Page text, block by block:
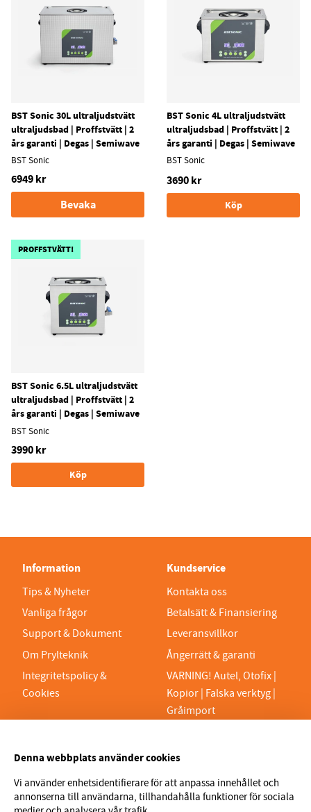
BST Sonic 30L ultraljudstvätt
ultraljudsbad | Proffstvätt | 2
års garanti | Degas | Semiwave
BST Sonic
6949 kr
Bevaka
BST Sonic 4L ultraljudstvätt
ultraljudsbad | Proffstvätt | 2
års garanti | Degas | Semiwave
BST Sonic
3690 kr
Köp
PROFFSTVÄTT!
BST Sonic 6.5L ultraljudstvätt
ultraljudsbad | Proffstvätt | 2
års garanti | Degas | Semiwave
BST Sonic
3990 kr
Köp
Information
Tips & Nyheter
Vanliga frågor
Support & Dokument
Om Prylteknik
Integritetspolicy &
Cookies
Kundservice
Kontakta oss
Betalsätt & Finansiering
Leveransvillkor
Ångerrätt & garanti
VARNING! Autel, Otofix |
Kopior | Falska verktyg |
Gråimport
Org.nr 559329-1189
VAT SE559329118901
info@prylteknik.se
Denna webbplats använder cookies
Vi använder enhetsidentifierare för att anpassa innehållet och
annonserna till användarna, tillhandahålla funktioner för sociala